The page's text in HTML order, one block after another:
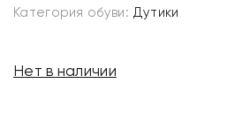
Категория обуви: Дутики
Нет в наличии